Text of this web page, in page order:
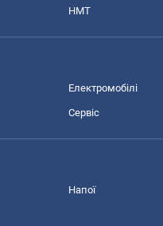
НМТ
Електромобілі
Сервіс
Напої